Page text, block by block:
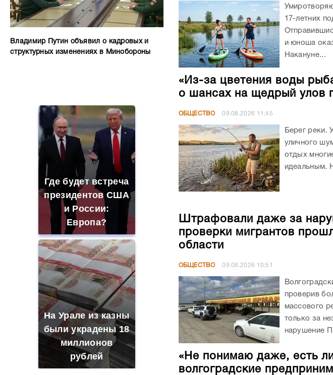
Владимир Путин объявил о кадровых и
структурных изменениях в Минобороны
Где будет встреча
президентов США
и России:
Европа?
На Урале из казны
были украдены 18
миллионов
рублей
17-летних
и юноша
Накануне...
«Из-за цветения воды
о шансах на щедрый улов
ОБЩЕСТВО 09.08.2026 11:45
Берег реки.
уличного
отдых
идеальным.
Штрафовали даже за
проверки мигрантов
области
ОБЩЕСТВО 09.08.2026 10:51
проверив
массового
только за
нарушение
«Не понимаю даже, есть
волгоградские